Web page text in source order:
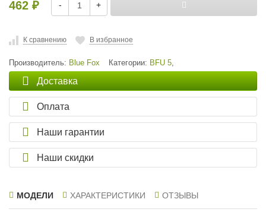
462 ₽ - +
К сравнению В избранное
Производитель: Blue Fox Категории: BFU 5,
Доставка
Оплата
Наши гарантии
Наши скидки
МОДЕЛИ ХАРАКТЕРИСТИКИ ОТЗЫВЫ